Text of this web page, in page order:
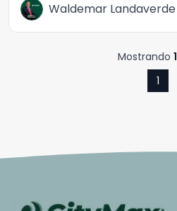
Waldemar Landaverde
Mostrando 1
1